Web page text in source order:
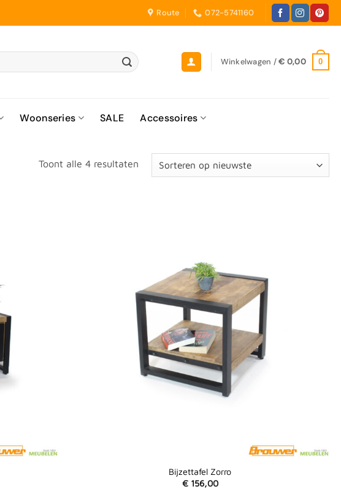
Route 072-5741160
Winkelwagen /€ 0,00 0
Woonseries SALE Accessoires
Toont alle 4 resultatenGesorteerd
Bijzettafel Zorro
€156,00